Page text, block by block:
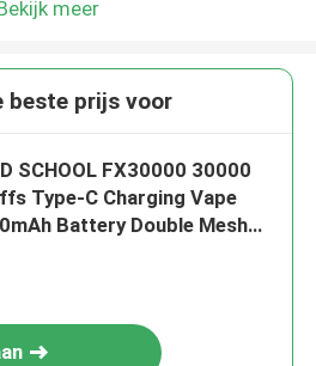
meer
beste prijs voor
SCHOOL FX30000 30000
Type-C Charging Vape
Battery Double Mesh